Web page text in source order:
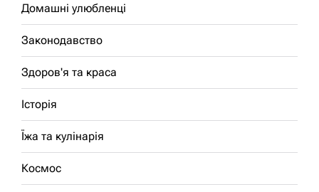
Домашні улюбленці
Законодавство
Здоров'я та краса
Історія
Їжа та кулінарія
Космос